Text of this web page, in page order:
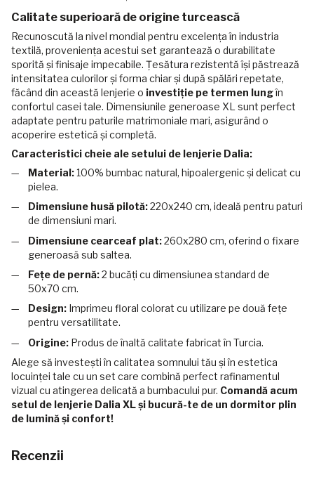
Calitate superioară de origine turcească
Recunoscută la nivel mondial pentru excelența în industria
textilă, proveniența acestui set garantează o durabilitate
sporită și finisaje impecabile. Țesătura rezistentă își păstrează
intensitatea culorilor și forma chiar și după spălări repetate,
făcând din această lenjerie o investiție pe termen lungîn
confortul casei tale. Dimensiunile generoase XL sunt perfect
adaptate pentru paturile matrimoniale mari, asigurând o
acoperire estetică și completă.
Caracteristici cheie ale setului de lenjerie Dalia:
Material:100% bumbac natural, hipoalergenic și delicat cu
pielea.
Dimensiune husă pilotă:220x240 cm, ideală pentru paturi
de dimensiuni mari.
Dimensiune cearceaf plat:260x280 cm, oferind o fixare
generoasă sub saltea.
Fețe de pernă:2 bucăți cu dimensiunea standard de
50x70 cm.
Design: Imprimeu floral colorat cu utilizare pe două fețe
pentru versatilitate.
Origine: Produs de înaltă calitate fabricat în Turcia.
Alege să investești în calitatea somnului tău și în estetica
locuinței tale cu un set care combină perfect rafinamentul
vizual cu atingerea delicată a bumbacului pur. Comandă acum
setul de lenjerie Dalia XL și bucură-te de un dormitor plin
de lumină și confort!
Recenzii